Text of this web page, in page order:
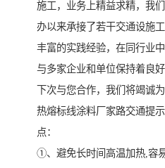
施工，业务上精益求精，我
办以来承接了若干交通设施
丰富的实践经验，在同行业
与多家企业和单位保持着良
下次与您合作，我们将竭诚
热熔标线涂料厂家路交通提
点：
①、避免长时间高温加热,容